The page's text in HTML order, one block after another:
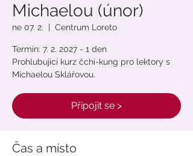
Michaelou (únor)
ne 07. 2.
  |
Centrum Loreto
Termín: 7. 2. 2027 - 1 den
Prohlubující kurz čchi-kung pro lektory s
Michaelou Sklářovou.
Připojit se >
Čas a místo